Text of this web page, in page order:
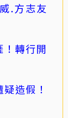
.方志友
轉行開
造假！